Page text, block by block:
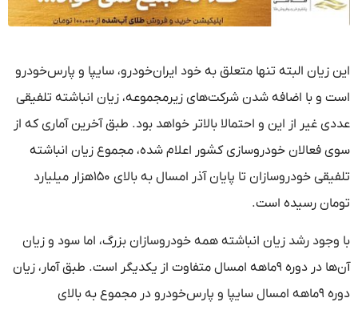
این زیان البته تنها متعلق به خود ایران‌خودرو، سایپا و پارس‌خودرو
است و با اضافه شدن شرکت‌های زیرمجموعه، زیان انباشته تلفیقی
عددی غیر از این و احتمالا بالاتر خواهد بود. طبق آخرین آماری که از
سوی فعالان خودروسازی کشور اعلام شده، مجموع زیان انباشته
تلفیقی خودروسازان تا پایان آذر امسال به بالای ۱۵۰هزار میلیارد
تومان رسیده است.
با وجود رشد زیان انباشته همه خودروسازان بزرگ، اما سود و زیان
آن‌ها در دوره ۹‌ماهه امسال متفاوت از یکدیگر است. طبق آمار، زیان
دوره ۹‌ماهه امسال سایپا و پارس‌خودرو در مجموع به بالای